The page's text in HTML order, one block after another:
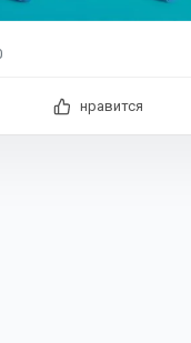
нравится